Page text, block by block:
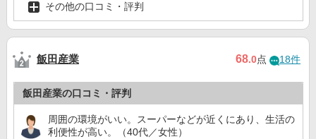
その他の口コミ・評判
飯田産業 68.0点 18件
飯田産業の口コミ・評判
周囲の環境がいい。スーパーなどが近くにあり、生活の
利便性が高い。（40代／女性）